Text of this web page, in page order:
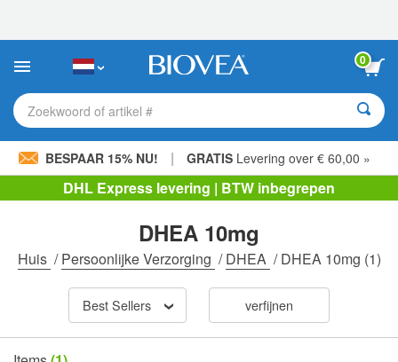
Deze
bevat
toegankelijkheidssysteem.
0
Zoekwoord of artikel #
BESPAAR 15% NU! | GRATIS Levering over € 60,00 »
DHL Express levering | BTW inbegrepen
DHEA 10mg
Huis /Persoonlijke Verzorging /DHEA /DHEA 10mg (1)
Best Sellers verfijnen